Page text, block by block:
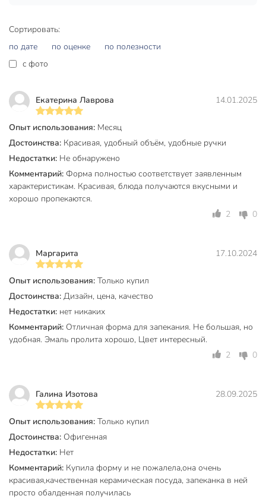
качестве и стиле.
Добавьте в корзину овальную форму Daniks Эмеральд и
готовьте любимые блюда с комфортом — получите
Частые вопросы:
духовке?
Да, форма выполнена из жаропрочной керамики,
выдерживает высокие температуры, подходит для всех
типов духовок.
Чем выгодна керамическая форма для выпечки?
посудомоечной машине.
Длина 28,2 см, ширина 18,7 см, высота 5,2 см, объём 1,2
литра — удобно для семейных порций и запеканок.
Вы можете приобрести «Форма для выпечки керамика,
28.2х18.7х5.2 см, 1.2 л, овальная, Daniks, Эмеральд, Y4-
8739» и другие товары в нашем интернет-магазине в
Техническая информация
Ширина, см
Длина, см
Диаметр, см
28 см
Сортировать:
по дате
по оценке
по полезности
c фото
Екатерина Лаврова 14.01.2025
Опыт использования: Месяц
Достоинства: Красивая, удобный объём, удобные ручки
Недостатки: Не обнаружено
Комментарий: Форма полностью соответствует заявленным
характеристикам. Красивая, блюда получаются вкусными и
хорошо пропекаются.
2
0
Маргарита 17.10.2024
Опыт использования: Только купил
Достоинства: Дизайн, цена, качество
Недостатки: нет никаких
Комментарий: Отличная форма для запекания. Не большая, но
удобная. Эмаль пролита хорошо, Цвет интересный.
2
0
Галина Изотова 28.09.2025
Опыт использования: Только купил
Достоинства: Офигенная
Недостатки: Нет
Комментарий: Купила форму и не пожалела,она очень
красивая,качественная керамическая посуда, запеканка в ней
просто обалденная получилась